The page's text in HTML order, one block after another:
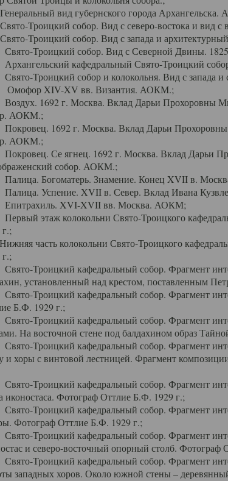
вид губернского города Архангельска.
Троицкий собор. Вид с северо-востока и вид с
Троицкий собор. Вид с запада и
Троицкий собор. Вид с Северной Двины.
кафедральный Свято-Троицкий
Троицкий собор и колокольня. Вид с запада и
XIV-XV вв. Византия. АОКМ.;
1692 г. Москва. Вклад Дарьи Прохоровны
АОКМ.;
1692 г. Москва. Вклад Дарьи
АОКМ.;
Се ягнец. 1692 г. Москва. Вклад Дарьи
собор. АОКМ.;
Богоматерь. Знамение. Конец XVII в.
Успение. XVII в. Север. Вклад Ивана
XVI-XVII вв. Москва. АОКМ;
этаж колокольни Свято-Троицкого
часть колокольни Свято-Троицкого
Троицкий кафедральный собор. Фрагмент
установленный над крестом, поставленным
Троицкий кафедральный собор. Фрагмент
Б.Ф. 1929 г.;
Троицкий кафедральный собор. Фрагмент
На восточной стене под балдахином образ
Троицкий кафедральный собор. Фрагмент
и хоры с винтовой лестницей. Фрагмент
Троицкий кафедральный собор. Фрагмент
иконостаса. Фотограф Оттлие Б.Ф. 1929 г.;
Троицкий кафедральный собор. Фрагмент
Фотограф Оттлие Б.Ф. 1929 г.;
Троицкий кафедральный собор. Фрагмент
и северо-восточный опорный столб. Фотограф
Троицкий кафедральный собор. Фрагмент
западных хоров. Около южной стены –